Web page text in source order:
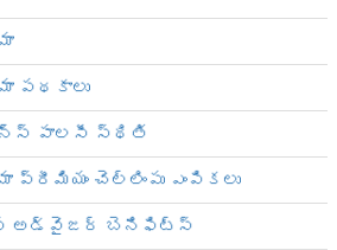
పథకాలు
పాలసీ స్థితి
చెల్లింపు ఎంపికలు
అడ్వైజర్ బెనిఫిట్స్